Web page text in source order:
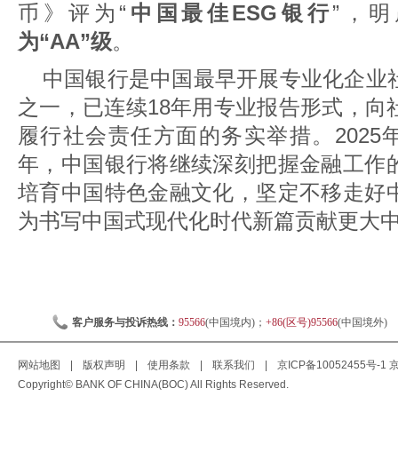
币》评为“ 中国最佳ESG银行”，
为“AA”级。
中国银行是中国最早开展专业化企业
之一，已连续18年用专业报告形式，向
履行社会责任方面的务实举措。2025
年，中国银行将继续深刻把握金融工作
培育中国特色金融文化，坚定不移走好
为书写中国式现代化时代新篇贡献更大
客户服务与投诉热线： 95566(中国境内)； +86(区号)95566(中国境外)
网站地图 版权声明 使用条款 联系我们 京ICP备10052455号-1
Copyright© BANK OF CHINA(BOC) All Rights Reserved.